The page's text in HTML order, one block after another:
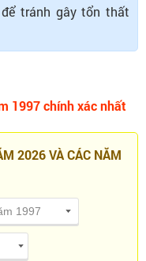
tránh gây tổn thất
1997 chính xác nhất
2026 VÀ CÁC NĂM